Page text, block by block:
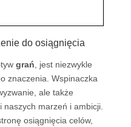
do osiągnięcia
grań , jest niezwykle
znaczenia. Wspinaczka
ale także
marzeń i ambicji.
osiągnięcia celów,